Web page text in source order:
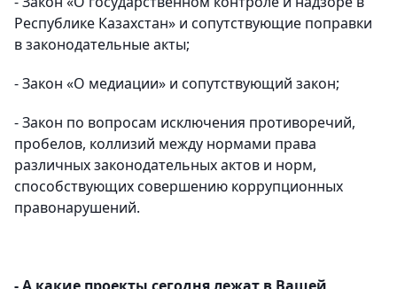
Республике Казахстан» и сопутствующие поправки
в законодательные акты;
- Закон «О медиации» и сопутствующий закон;
- Закон по вопросам исключения противоречий,
пробелов, коллизий между нормами права
различных законодательных актов и норм,
способствующих совершению коррупционных
правонарушений.